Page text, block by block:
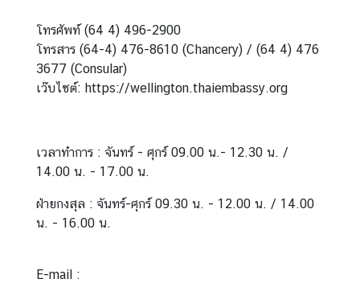
|
A
b
o
s
ข่
า
|
โทรศัพท์ (64 4) 496-2900
โทรสาร (64-4) 476-8610 (Chancery) / (64 4) 476
3677 (Consular)
เว๊บไซต์: https://wellington.thaiembassy.org
เวลาทำการ : จันทร์ - ศุกร์ 09.00 น.- 12.30 น. /
14.00 น. - 17.00 น.
ฝ่ายกงสุล : จันทร์-ศุกร์ 09.30 น. - 12.00 น. / 14.00
น. - 16.00 น.
E-mail :